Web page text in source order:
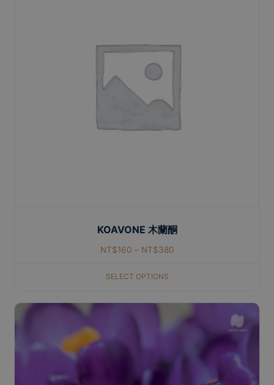
KOAVONE 木蘭酮
NT$160 – NT$380
SELECT OPTIONS